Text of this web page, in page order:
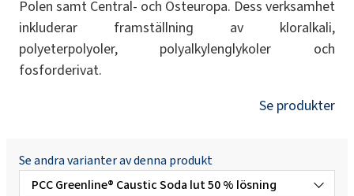
Polen samt Central- och Östeuropa. Dess verksamhet
inkluderar framställning av kloralkali,
polyeterpolyoler, polyalkylenglykoler och
fosforderivat.
Se produkter
Se andra varianter av denna produkt
PCC Greenline® Caustic Soda lut 50 % lösning